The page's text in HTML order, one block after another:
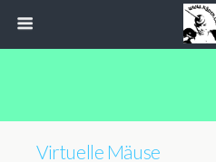
Virtuelle Mäuse